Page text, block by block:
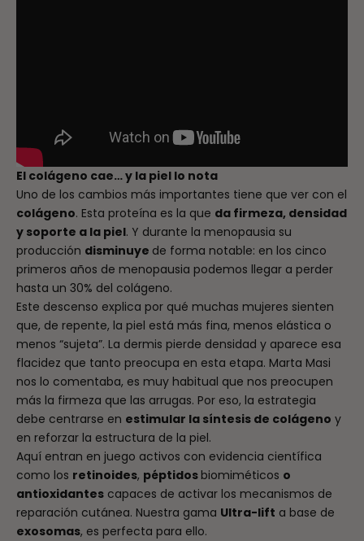
El colágeno cae… y la piel lo nota
Uno de los cambios más importantes tiene que ver con el
colágeno. Esta proteína es la que da firmeza, densidad
y soporte a la piel. Y durante la menopausia su
producción disminuye de forma notable: en los cinco
primeros años de menopausia podemos llegar a perder
hasta un 30% del colágeno.
Este descenso explica por qué muchas mujeres sienten
que, de repente, la piel está más fina, menos elástica o
menos “sujeta”. La dermis pierde densidad y aparece esa
flacidez que tanto preocupa en esta etapa. Marta Masi
nos lo comentaba, es muy habitual que nos preocupen
más la firmeza que las arrugas. Por eso, la estrategia
debe centrarse en estimular la síntesis de colágeno y
en reforzar la estructura de la piel.
Aquí entran en juego activos con evidencia científica
como los retinoides, péptidosbiomiméticos o
antioxidantes capaces de activar los mecanismos de
reparación cutánea. Nuestra gama Ultra-lift a base de
exosomas, es perfecta para ello.